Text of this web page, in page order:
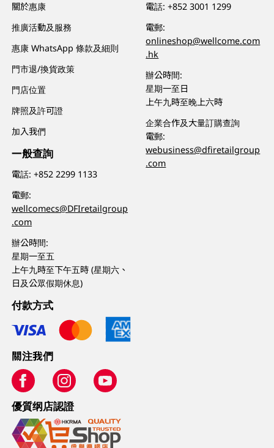
關於惠康
推廣活動及服務
惠康 WhatsApp 條款及細則
門市退/換貨政策
門店位置
牌照及許可證
加入我們
一般查詢
電話:+852 2299 1133
電郵:
wellcomecs@DFIretailgroup
.com
辦公時間:
星期一至五
上午九時至下午五時 (星期六、
日及公眾假期休息)
電話:+852 3001 1299
電郵:
onlineshop@wellcome.com
.hk
辦公時間:
星期一至日
上午九時至晚上六時
企業合作及大量訂購查詢
電郵:
webusiness@dfiretailgroup
.com
付款方式
關注我們
優質纲店認證